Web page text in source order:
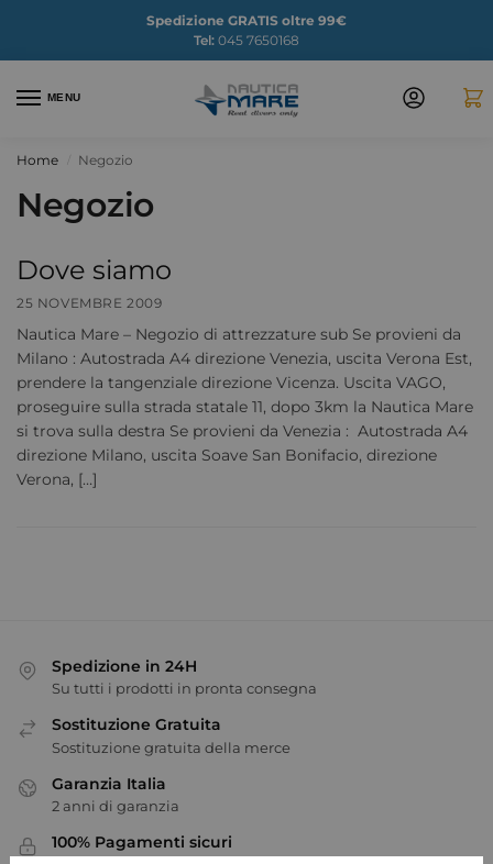
Spedizione GRATIS oltre 99€
Tel: 045 7650168
MENU
Home Negozio
Negozio
Dove siamo
25 NOVEMBRE 2009
Nautica Mare – Negozio di attrezzature sub Se provieni da
Milano : Autostrada A4 direzione Venezia, uscita Verona Est,
prendere la tangenziale direzione Vicenza. Uscita VAGO,
proseguire sulla strada statale 11, dopo 3km la Nautica Mare
si trova sulla destra Se provieni da Venezia : Autostrada A4
direzione Milano, uscita Soave San Bonifacio, direzione
Verona, […]
Spedizione in 24H
Su tutti i prodotti in pronta consegna
Sostituzione Gratuita
Sostituzione gratuita della merce
Garanzia Italia
2 anni di garanzia
100% Pagamenti sicuri